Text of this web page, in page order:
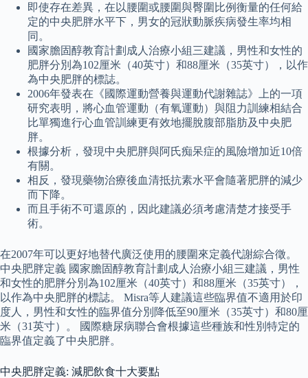
即使存在差異，在以腰圍或腰圍與臀圍比例衡量的任何給
定的中央肥胖水平下，男女的冠狀動脈疾病發生率均相
同。
國家膽固醇教育計劃成人治療小組三建議，男性和女性的
肥胖分別為102厘米（40英寸）和88厘米（35英寸），以作
為中央肥胖的標誌。
2006年發表在《國際運動營養與運動代謝雜誌》上的一項
研究表明，將心血管運動（有氧運動）與阻力訓練相結合
比單獨進行心血管訓練更有效地擺脫腹部脂肪及中央肥
胖。
根據分析，發現中央肥胖與阿氏痴呆症的風險增加近10倍
有關。
相反，發現藥物治療後血清抵抗素水平會隨著肥胖的減少
而下降。
而且手術不可還原的，因此建議必須考慮清楚才接受手
術。
在2007年可以更好地替代廣泛使用的腰圍來定義代謝綜合徵。
中央肥胖定義 國家膽固醇教育計劃成人治療小組三建議，男性
和女性的肥胖分別為102厘米（40英寸）和88厘米（35英寸），
以作為中央肥胖的標誌。 Misra等人建議這些臨界值不適用於印
度人，男性和女性的臨界值分別降低至90厘米（35英寸）和80厘
米（31英寸）。 國際糖尿病聯合會根據這些種族和性別特定的
臨界值定義了中央肥胖。
中央肥胖定義: 減肥飲食十大要點